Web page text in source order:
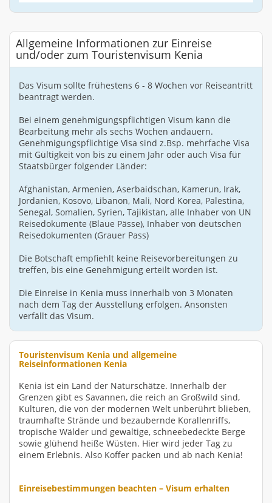
Allgemeine Informationen zur Einreise
und/oder zum Touristenvisum Kenia
Das Visum sollte frühestens 6 - 8 Wochen vor Reiseantritt
beantragt werden.
Bei einem genehmigungspflichtigen Visum kann die
Bearbeitung mehr als sechs Wochen andauern.
Genehmigungspflichtige Visa sind z.Bsp. mehrfache Visa
mit Gültigkeit von bis zu einem Jahr oder auch Visa für
Staatsbürger folgender Länder:
Afghanistan, Armenien, Aserbaidschan, Kamerun, Irak,
Jordanien, Kosovo, Libanon, Mali, Nord Korea, Palestina,
Senegal, Somalien, Syrien, Tajikistan, alle Inhaber von UN
Reisedokumente (Blaue Pässe), Inhaber von deutschen
Reisedokumenten (Grauer Pass)
Die Botschaft empfiehlt keine Reisevorbereitungen zu
treffen, bis eine Genehmigung erteilt worden ist.
Die Einreise in Kenia muss innerhalb von 3 Monaten
nach dem Tag der Ausstellung erfolgen. Ansonsten
verfällt das Visum.
Touristenvisum Kenia und allgemeine
Reiseinformationen Kenia
Kenia ist ein Land der Naturschätze. Innerhalb der
Grenzen gibt es Savannen, die reich an Großwild sind,
Kulturen, die von der modernen Welt unberührt blieben,
traumhafte Strände und bezaubernde Korallenriffs,
tropische Wälder und gewaltige, schneebedeckte Berge
sowie glühend heiße Wüsten. Hier wird jeder Tag zu
einem Erlebnis. Also Koffer packen und ab nach Kenia!
Einreisebestimmungen beachten – Visum erhalten